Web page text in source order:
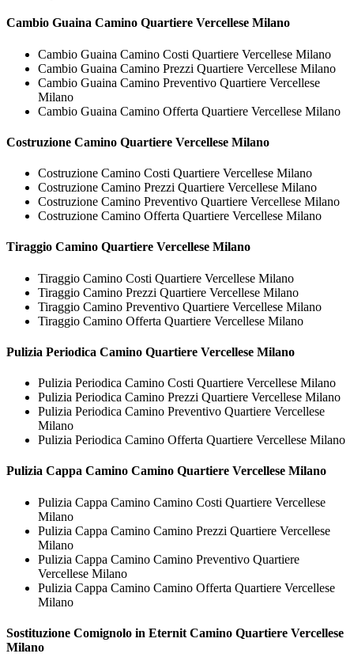
Cambio Guaina Camino Quartiere Vercellese Milano
Cambio Guaina Camino Costi Quartiere Vercellese Milano
Cambio Guaina Camino Prezzi Quartiere Vercellese Milano
Cambio Guaina Camino Preventivo Quartiere Vercellese
Milano
Cambio Guaina Camino Offerta Quartiere Vercellese Milano
Costruzione Camino Quartiere Vercellese Milano
Costruzione Camino Costi Quartiere Vercellese Milano
Costruzione Camino Prezzi Quartiere Vercellese Milano
Costruzione Camino Preventivo Quartiere Vercellese Milano
Costruzione Camino Offerta Quartiere Vercellese Milano
Tiraggio Camino Quartiere Vercellese Milano
Tiraggio Camino Costi Quartiere Vercellese Milano
Tiraggio Camino Prezzi Quartiere Vercellese Milano
Tiraggio Camino Preventivo Quartiere Vercellese Milano
Tiraggio Camino Offerta Quartiere Vercellese Milano
Pulizia Periodica Camino Quartiere Vercellese Milano
Pulizia Periodica Camino Costi Quartiere Vercellese Milano
Pulizia Periodica Camino Prezzi Quartiere Vercellese Milano
Pulizia Periodica Camino Preventivo Quartiere Vercellese
Milano
Pulizia Periodica Camino Offerta Quartiere Vercellese Milano
Pulizia Cappa Camino Camino Quartiere Vercellese Milano
Pulizia Cappa Camino Camino Costi Quartiere Vercellese
Milano
Pulizia Cappa Camino Camino Prezzi Quartiere Vercellese
Milano
Pulizia Cappa Camino Camino Preventivo Quartiere
Vercellese Milano
Pulizia Cappa Camino Camino Offerta Quartiere Vercellese
Milano
Sostituzione Comignolo in Eternit Camino Quartiere Vercellese
Milano